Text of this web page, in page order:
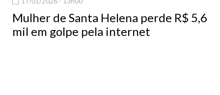
Mulher de Santa Helena perde R$ 5,6
mil em golpe pela internet